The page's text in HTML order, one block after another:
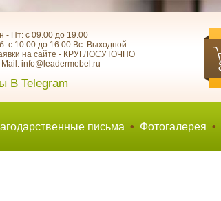
- Пт: с 09.00 до 19.00
с 10.00 до 16.00 Вс: Выходной
на сайте - КРУГЛОСУТОЧНО
Mail: info@leadermebel.ru
В Telegram
письма • Фотогалерея •